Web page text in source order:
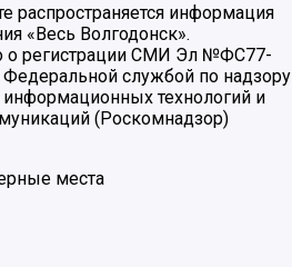
распространяется информация
«Весь Волгодонск».
о регистрации СМИ Эл №ФС77-
службой по надзору
технологий и
(Роскомнадзор)
места